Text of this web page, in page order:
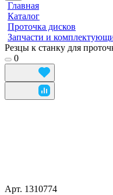
Главная
Каталог
Проточка дисков
Запчасти и
Резцы к станку для
0
Арт. 1310774